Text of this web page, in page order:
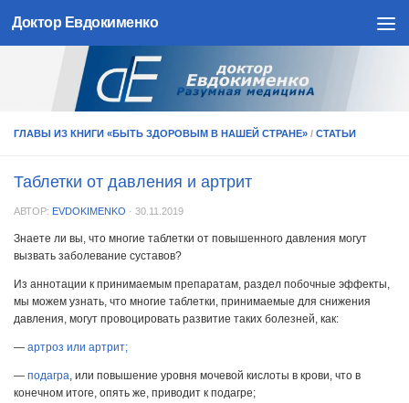
Skip to content
Доктор Евдокименко
ГЛАВЫ ИЗ КНИГИ «БЫТЬ ЗДОРОВЫМ В НАШЕЙ СТРАНЕ» / СТАТЬИ
Таблетки от давления и артрит
АВТОР: EVDOKIMENKO · 30.11.2019
Знаете ли вы, что многие таблетки от повышенного давления могут
вызвать заболевание суставов?
Из аннотации к принимаемым препаратам, раздел побочные эффекты,
мы можем узнать, что многие таблетки, принимаемые для снижения
давления, могут провоцировать развитие таких болезней, как:
— артроз или артрит;
— подагра, или повышение уровня мочевой кислоты в крови, что в
конечном итоге, опять же, приводит к подагре;